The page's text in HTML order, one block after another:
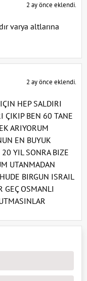
2 ay önce eklendi.
varya altlarına
2 ay önce eklendi.
HEP SALDIRI
ÇIKIP BEN 60 TANE
ARIYORUM
EN BUYUK
YIL SONRA BIZE
UTANMADAN
BIRGUN ISRAIL
GEÇ OSMANLI